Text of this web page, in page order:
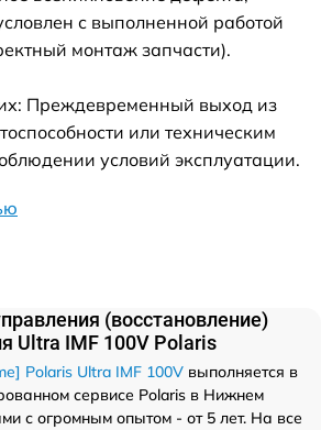
с выполненной работой
монтаж запчасти).
Преждевременный выход из
или техническим
условий эксплуатации.
(восстановление)
Ultra IMF 100V Polaris
Polaris Ultra IMF 100V выполняется в
сервисе Polaris в Нижнем
с огромным опытом - от 5 лет. На все